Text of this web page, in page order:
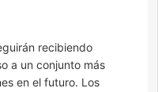
recibiendo
a un conjunto más
en el futuro. Los